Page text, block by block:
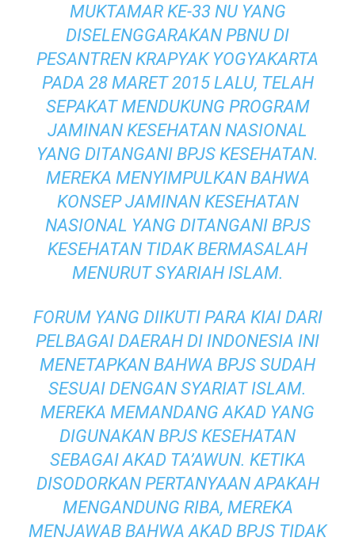
MUKTAMAR KE-33 NU YANG
DISELENGGARAKAN PBNU DI
PESANTREN KRAPYAK YOGYAKARTA
PADA 28 MARET 2015 LALU, TELAH
SEPAKAT MENDUKUNG PROGRAM
JAMINAN KESEHATAN NASIONAL
YANG DITANGANI BPJS KESEHATAN.
MEREKA MENYIMPULKAN BAHWA
KONSEP JAMINAN KESEHATAN
NASIONAL YANG DITANGANI BPJS
KESEHATAN TIDAK BERMASALAH
MENURUT SYARIAH ISLAM.
FORUM YANG DIIKUTI PARA KIAI DARI
PELBAGAI DAERAH DI INDONESIA INI
MENETAPKAN BAHWA BPJS SUDAH
SESUAI DENGAN SYARIAT ISLAM.
MEREKA MEMANDANG AKAD YANG
DIGUNAKAN BPJS KESEHATAN
SEBAGAI AKAD TA’AWUN. KETIKA
DISODORKAN PERTANYAAN APAKAH
MENGANDUNG RIBA, MEREKA
MENJAWAB BAHWA AKAD BPJS TIDAK